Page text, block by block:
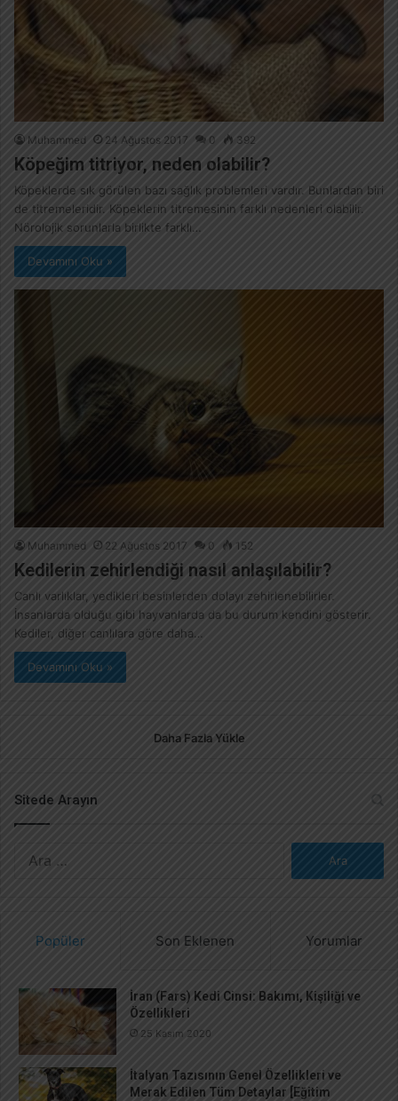
Muhammed 24 Ağustos 2017 0 392
Köpeğim titriyor, neden olabilir?
Köpeklerde sık görülen bazı sağlık problemleri vardır. Bunlardan biri
de titremeleridir. Köpeklerin titremesinin farklı nedenleri olabilir.
Nörolojik sorunlarla birlikte farklı…
Devamını Oku »
Muhammed 22 Ağustos 2017 0 152
Kedilerin zehirlendiği nasıl anlaşılabilir?
Canlı varlıklar, yedikleri besinlerden dolayı zehirlenebilirler.
İnsanlarda olduğu gibi hayvanlarda da bu durum kendini gösterir.
Kediler, diğer canlılara göre daha…
Devamını Oku »
Daha Fazla Yükle
Sitede Arayın
Popüler Son Eklenen Yorumlar
İran (Fars) Kedi Cinsi: Bakımı, Kişiliği ve
Özellikleri
25 Kasım 2020
İtalyan Tazısının Genel Özellikleri ve
Merak Edilen Tüm Detaylar [Eğitim